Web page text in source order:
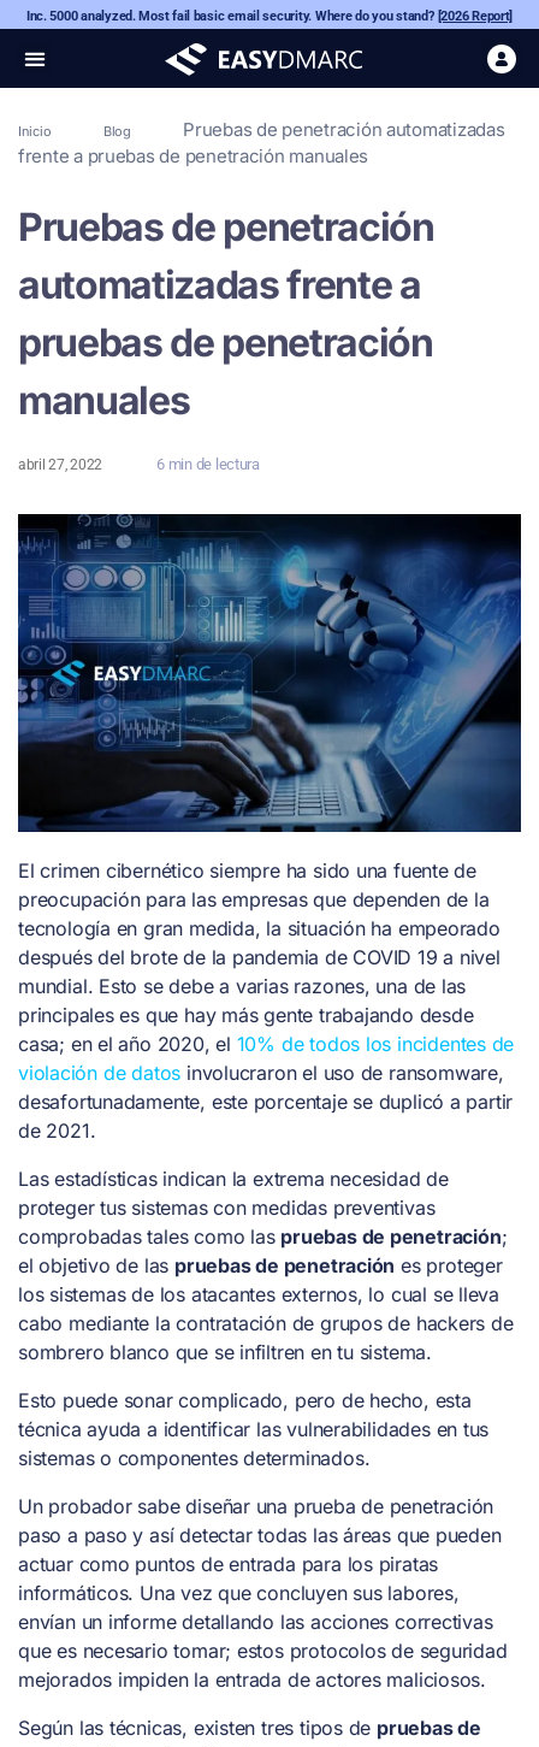
Inc. 5000 analyzed. Most fail basic email security. Where do you stand? [2026 Report]
Inicio Blog
Pruebas de penetración automatizadas
frente a pruebas de penetración manuales
Pruebas de penetración
automatizadas frente a
pruebas de penetración
manuales
abril 27, 2022 6 min de lectura
El crimen cibernético siempre ha sido una fuente de
preocupación para las empresas que dependen de la
tecnología en gran medida, la situación ha empeorado
después del brote de la pandemia de COVID 19 a nivel
mundial. Esto se debe a varias razones, una de las
principales es que hay más gente trabajando desde
casa; en el año 2020, el 10% de todos los incidentes de
violación de datos involucraron el uso de ransomware,
desafortunadamente, este porcentaje se duplicó a partir
de 2021.
Las estadísticas indican la extrema necesidad de
proteger tus sistemas con medidas preventivas
comprobadas tales como las pruebas de penetración;
el objetivo de las pruebas de penetración es proteger
los sistemas de los atacantes externos, lo cual se lleva
cabo mediante la contratación de grupos de hackers de
sombrero blanco que se infiltren en tu sistema.
Esto puede sonar complicado, pero de hecho, esta
técnica ayuda a identificar las vulnerabilidades en tus
sistemas o componentes determinados.
Un probador sabe diseñar una prueba de penetración
paso a paso y así detectar todas las áreas que pueden
actuar como puntos de entrada para los piratas
informáticos. Una vez que concluyen sus labores,
envían un informe detallando las acciones correctivas
que es necesario tomar; estos protocolos de seguridad
mejorados impiden la entrada de actores maliciosos.
Según las técnicas, existen tres tipos de pruebas de